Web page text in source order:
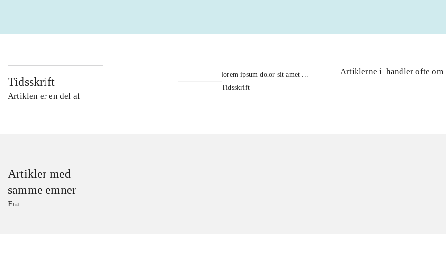
Tidsskrift
Artiklen er en del af
lorem ipsum dolor sit amet ...
Tidsskrift
Artiklerne i handler ofte om
Artikler med
samme emner
Fra